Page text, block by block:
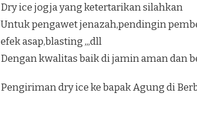
Dry ice jogja yang ketertarikan silahkan
Untuk pengawet jenazah,pendingin
efek asap,blasting ,,,dll
Dengan kwalitas baik di jamin aman dan
Pengiriman dry ice ke bapak Agung di